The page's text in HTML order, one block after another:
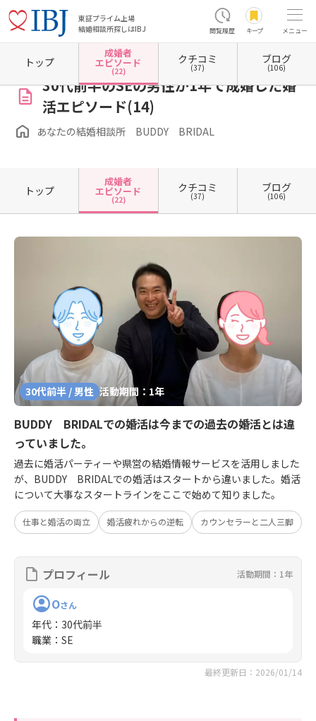
東証プライム上場
結婚相談所探しはIBJ
閲覧履歴 キープ メニュー
ホーム 埼玉県の結婚相談所 埼玉県所沢市 あなたの結婚相談所 BUDDY BRIDAL
30代前半のSEの男性が1年で成婚した婚
活エピソード(14)
あなたの結婚相談所 BUDDY BRIDAL
トップ
成婚者
エピソード
(22)
クチコミ
(37)
ブログ
(106)
トップ
成婚者
エピソード
(22)
クチコミ
(37)
ブログ
(106)
30代前半 / 男性 活動期間：1年
BUDDY BRIDALでの婚活は今までの過去の婚活とは違
っていました。
過去に婚活パーティーや県営の結婚情報サービスを活用しました
が、BUDDY BRIDALでの婚活はスタートから違いました。婚活
について大事なスタートラインをここで始めて知りました。
仕事と婚活の両立 婚活疲れからの逆転 カウンセラーと二人三脚
プロフィール 活動期間：1年
Oさん
年代 ： 30代前半
職業 ： SE
最終更新日：2026/01/14